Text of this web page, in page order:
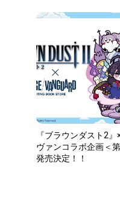
『ブラウンダスト2』
ヴァンコラボ企画＜
発売決定！！